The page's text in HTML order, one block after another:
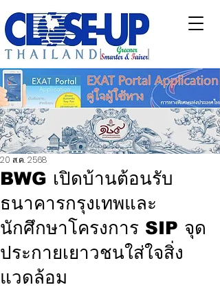
BWG เปิดบ้านต้อนรับ
ธนาคารกรุงเทพและ
นักศึกษาโครงการ SIP จุด
ประกายเยาวชนใส่ใจสิ่ง
แวดล้อม
20 ส.ค. 2568